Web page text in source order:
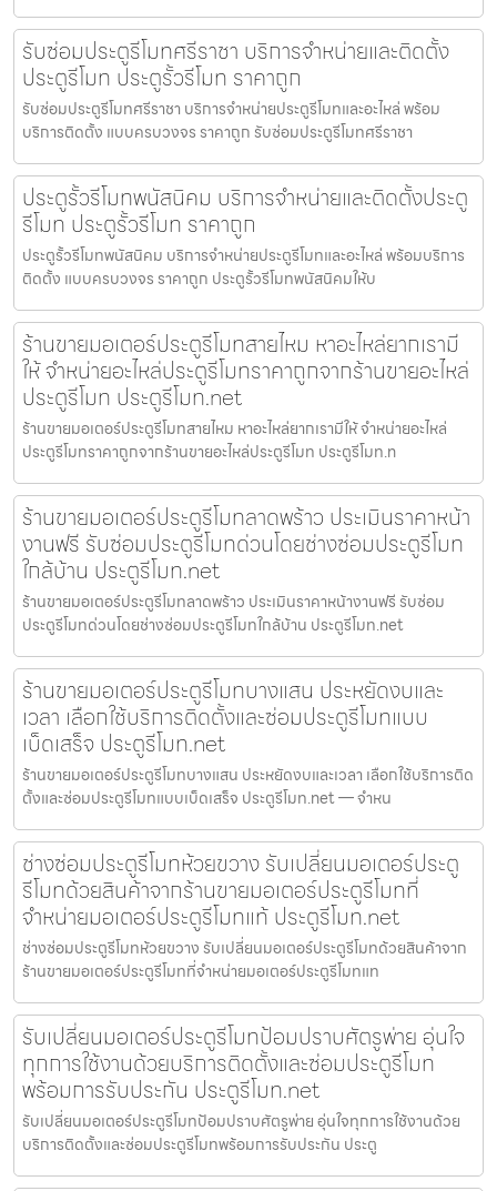
รับซ่อมประตูรีโมทศรีราชา บริการจำหน่ายและติดตั้ง
ประตูรีโมท ประตูรั้วรีโมท ราคาถูก
รับซ่อมประตูรีโมทศรีราชา บริการจำหน่ายประตูรีโมทและอะไหล่ พร้อม
บริการติดตั้ง แบบครบวงจร ราคาถูก รับซ่อมประตูรีโมทศรีราชา
ประตูรั้วรีโมทพนัสนิคม บริการจำหน่ายและติดตั้งประตู
รีโมท ประตูรั้วรีโมท ราคาถูก
ประตูรั้วรีโมทพนัสนิคม บริการจำหน่ายประตูรีโมทและอะไหล่ พร้อมบริการ
ติดตั้ง แบบครบวงจร ราคาถูก ประตูรั้วรีโมทพนัสนิคมให้บ
ร้านขายมอเตอร์ประตูรีโมทสายไหม หาอะไหล่ยากเรามี
ให้ จำหน่ายอะไหล่ประตูรีโมทราคาถูกจากร้านขายอะไหล่
ประตูรีโมท ประตูรีโมท.net
ร้านขายมอเตอร์ประตูรีโมทสายไหม หาอะไหล่ยากเรามีให้ จำหน่ายอะไหล่
ประตูรีโมทราคาถูกจากร้านขายอะไหล่ประตูรีโมท ประตูรีโมท.n
ร้านขายมอเตอร์ประตูรีโมทลาดพร้าว ประเมินราคาหน้า
งานฟรี รับซ่อมประตูรีโมทด่วนโดยช่างซ่อมประตูรีโมท
ใกล้บ้าน ประตูรีโมท.net
ร้านขายมอเตอร์ประตูรีโมทลาดพร้าว ประเมินราคาหน้างานฟรี รับซ่อม
ประตูรีโมทด่วนโดยช่างซ่อมประตูรีโมทใกล้บ้าน ประตูรีโมท.net
ร้านขายมอเตอร์ประตูรีโมทบางแสน ประหยัดงบและ
เวลา เลือกใช้บริการติดตั้งและซ่อมประตูรีโมทแบบ
เบ็ดเสร็จ ประตูรีโมท.net
ร้านขายมอเตอร์ประตูรีโมทบางแสน ประหยัดงบและเวลา เลือกใช้บริการติด
ตั้งและซ่อมประตูรีโมทแบบเบ็ดเสร็จ ประตูรีโมท.net — จำหน
ช่างซ่อมประตูรีโมทห้วยขวาง รับเปลี่ยนมอเตอร์ประตู
รีโมทด้วยสินค้าจากร้านขายมอเตอร์ประตูรีโมทที่
จำหน่ายมอเตอร์ประตูรีโมทแท้ ประตูรีโมท.net
ช่างซ่อมประตูรีโมทห้วยขวาง รับเปลี่ยนมอเตอร์ประตูรีโมทด้วยสินค้าจาก
ร้านขายมอเตอร์ประตูรีโมทที่จำหน่ายมอเตอร์ประตูรีโมทแท
รับเปลี่ยนมอเตอร์ประตูรีโมทป้อมปราบศัตรูพ่าย อุ่นใจ
ทุกการใช้งานด้วยบริการติดตั้งและซ่อมประตูรีโมท
พร้อมการรับประกัน ประตูรีโมท.net
รับเปลี่ยนมอเตอร์ประตูรีโมทป้อมปราบศัตรูพ่าย อุ่นใจทุกการใช้งานด้วย
บริการติดตั้งและซ่อมประตูรีโมทพร้อมการรับประกัน ประตู